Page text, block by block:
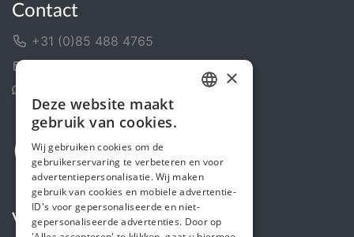
Contact
+31 (0)85 488 4765
Volg ons
ENGLISH
×
Deze website maakt
gebruik van cookies.
Wij gebruiken cookies om de
gebruikerservaring te verbeteren en voor
advertentiepersonalisatie. Wij maken
gebruik van cookies en mobiele advertentie-
ID's voor gepersonaliseerde en niet-
gepersonaliseerde advertenties. Door op